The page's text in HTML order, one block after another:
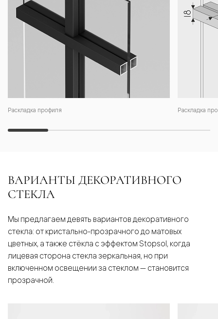
Раскладка профиля Раскладка
ВАРИАНТЫ ДЕКОРАТИВНОГО
СТЕКЛА
Мы предлагаем девять вариантов декоративного
стекла: от кристально-прозрачного до матовых
цветных, а также стёкла с эффектом Stopsol, когда
лицевая сторона стекла зеркальная, но при
включенном освещении за стеклом — становится
прозрачной.